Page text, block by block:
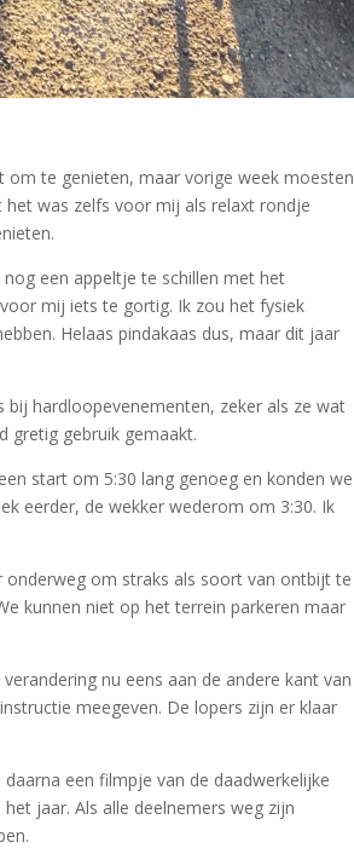
om te genieten, maar vorige week moesten
het was zelfs voor mij als relaxt rondje
een appeltje te schillen met het
mij iets te gortig. Ik zou het fysiek
Helaas pindakaas dus, maar dit jaar
bij hardloopevenementen, zeker als ze wat
gretig gebruik gemaakt.
start om 5:30 lang genoeg en konden we
eerder, de wekker wederom om 3:30. Ik
onderweg om straks als soort van ontbijt te
kunnen niet op het terrein parkeren maar
nu eens aan de andere kant van
meegeven. De lopers zijn er klaar
een filmpje van de daadwerkelijke
jaar. Als alle deelnemers weg zijn